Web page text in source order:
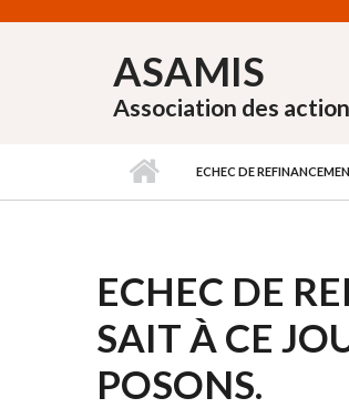
ASAMIS
Association des
ECHEC DE
ECHEC DE
SAIT À CE
POSONS.